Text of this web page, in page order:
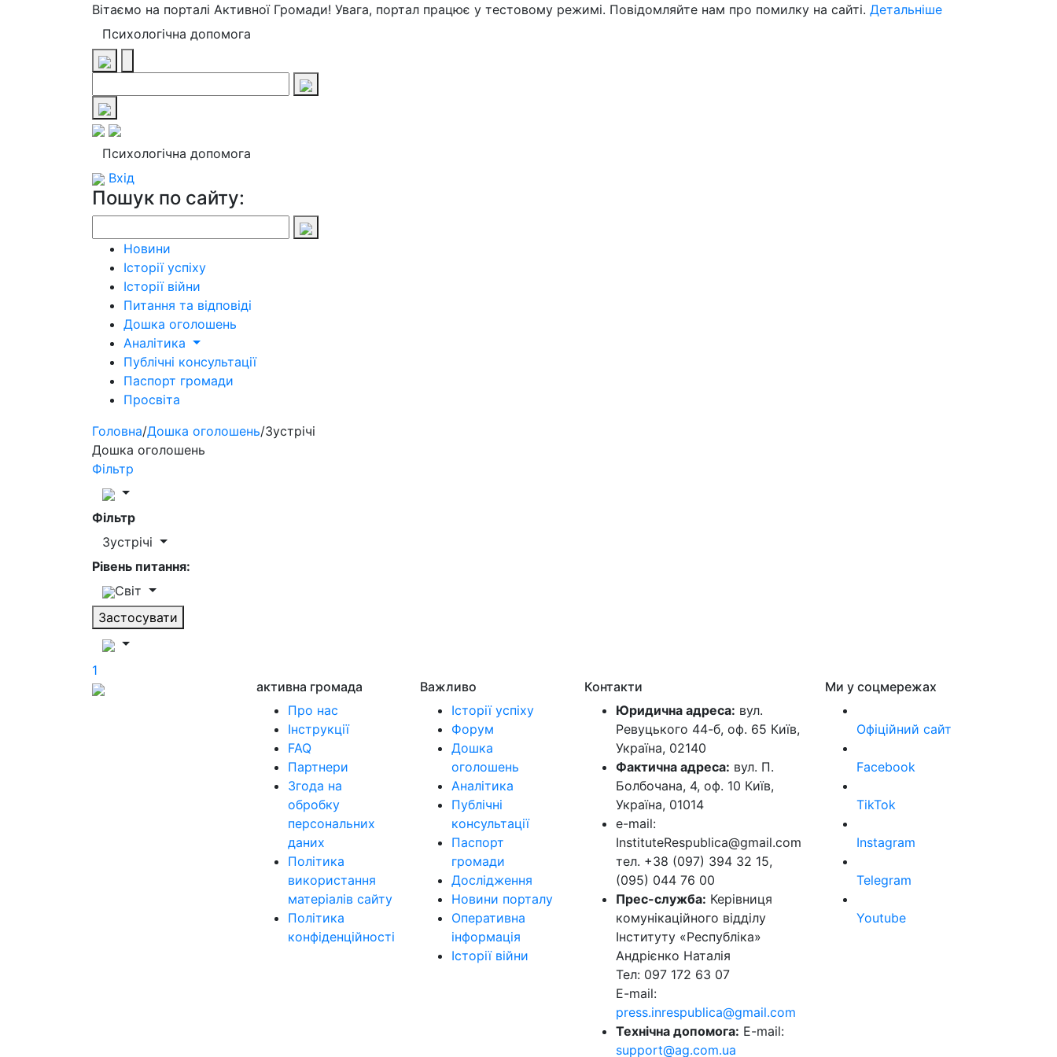
Вітаємо на порталі Активної Громади! Увага, портал працює у тестовому режимі. Повідомляйте нам про помилку на сайті. Детальніше
Психологічна допомога
Психологічна допомога
Вхід
Пошук по сайту:
Новини
Історії успіху
Історії війни
Питання та відповіді
Дошка оголошень
Аналітика
Публічні консультації
Паспорт громади
Просвіта
Головна/Дошка оголошень/Зустрічі
Дошка оголошень
Фільтр
Фільтр
Зустрічі
Рівень питання:
Світ
Застосувати
1
активна громада
Про нас
Інструкції
FAQ
Партнери
Згода на
обробку
персональних
даних
Політика
використання
матеріалів сайту
Політика
конфіденційності
Важливо
Історії успіху
Форум
Дошка
оголошень
Аналітика
Публічні
консультації
Паспорт
громади
Дослідження
Новини порталу
Оперативна
інформація
Історії війни
Контакти
Юридична адреса: вул.
Ревуцького 44-б, оф. 65 Київ,
Україна, 02140
Фактична адреса: вул. П.
Болбочана, 4, оф. 10 Київ,
Україна, 01014
e-mail:
InstituteRespublica@gmail.com
тел. +38 (097) 394 32 15,
(095) 044 76 00
Прес-служба: Керівниця
комунікаційного відділу
Інституту «Республіка»
Андрієнко Наталія
Тел: 097 172 63 07
E-mail:
press.inrespublica@gmail.com
Технічна допомога: E-mail:
support@ag.com.ua
Ми у соцмережах
Офіційний сайт
Facebook
TikTok
Instagram
Telegram
Youtube